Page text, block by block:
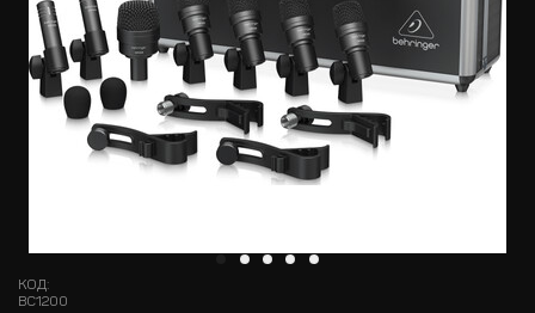
КОД:
BC1200